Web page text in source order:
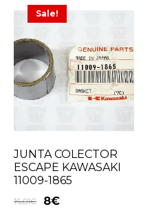
Sale!
JUNTA COLECTOR
ESCAPE KAWASAKI
11009-1865
16,01€ 8€